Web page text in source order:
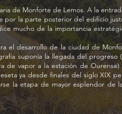
de Monforte de Lemos. A la
por la parte posterior del edificio
mucho de la importancia
el desarrollo de la ciudad de
suponía la llegada del progreso
de vapor a la estación de
ya desde finales del siglo XIX
la etapa de mayor esplendor de